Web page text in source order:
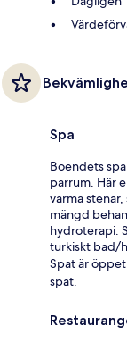
Spa
Boendets
parrum. Här
varma
mängd
hydroterapi.
turkiskt bad/
Spat är öppet
spat.